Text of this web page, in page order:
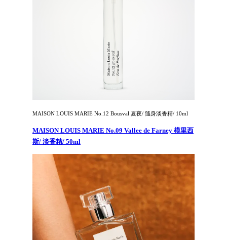
MAISON LOUIS MARIE No.12 Bousval 夏夜/ 隨身淡香精/ 10ml
MAISON LOUIS MARIE No.09 Vallee de Farney 模里西
斯/ 淡香精/ 50ml